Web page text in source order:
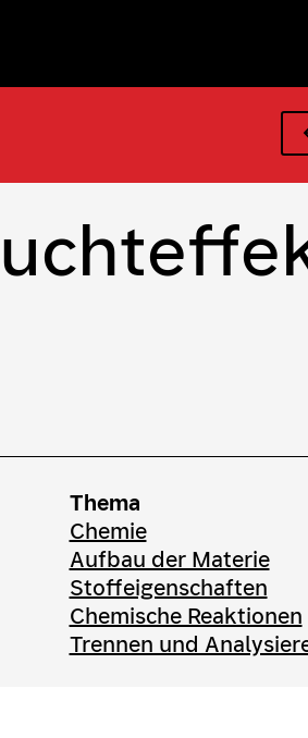
Thema
Chemie
Aufbau der Materie
Stoffeigenschaften
Chemische Reaktionen
Trennen und